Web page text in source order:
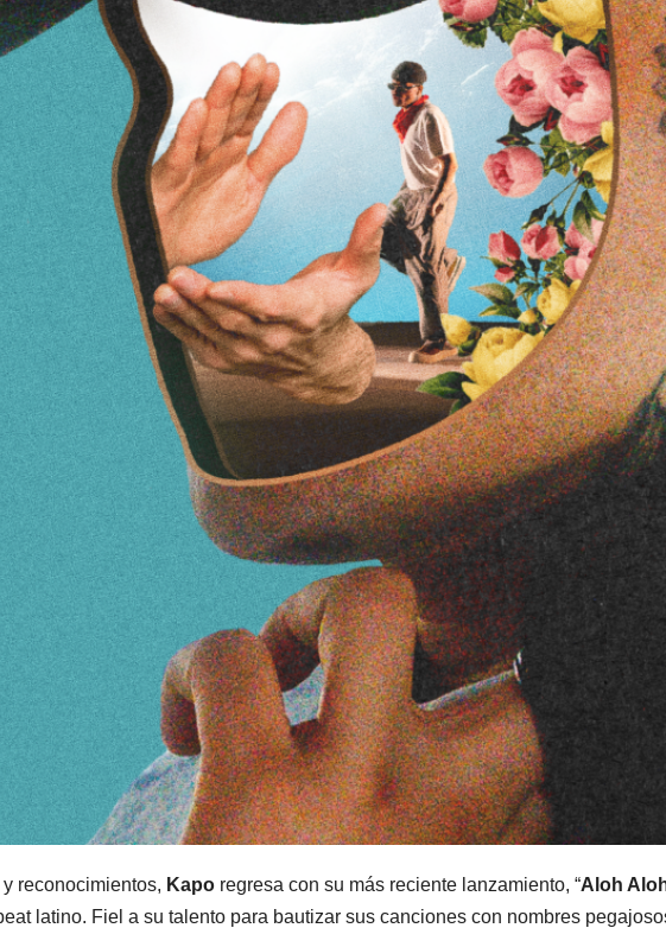
reconocimientos, Kapo regresa con su más reciente lanzamiento, “Aloh
latino. Fiel a su talento para bautizar sus canciones con nombres